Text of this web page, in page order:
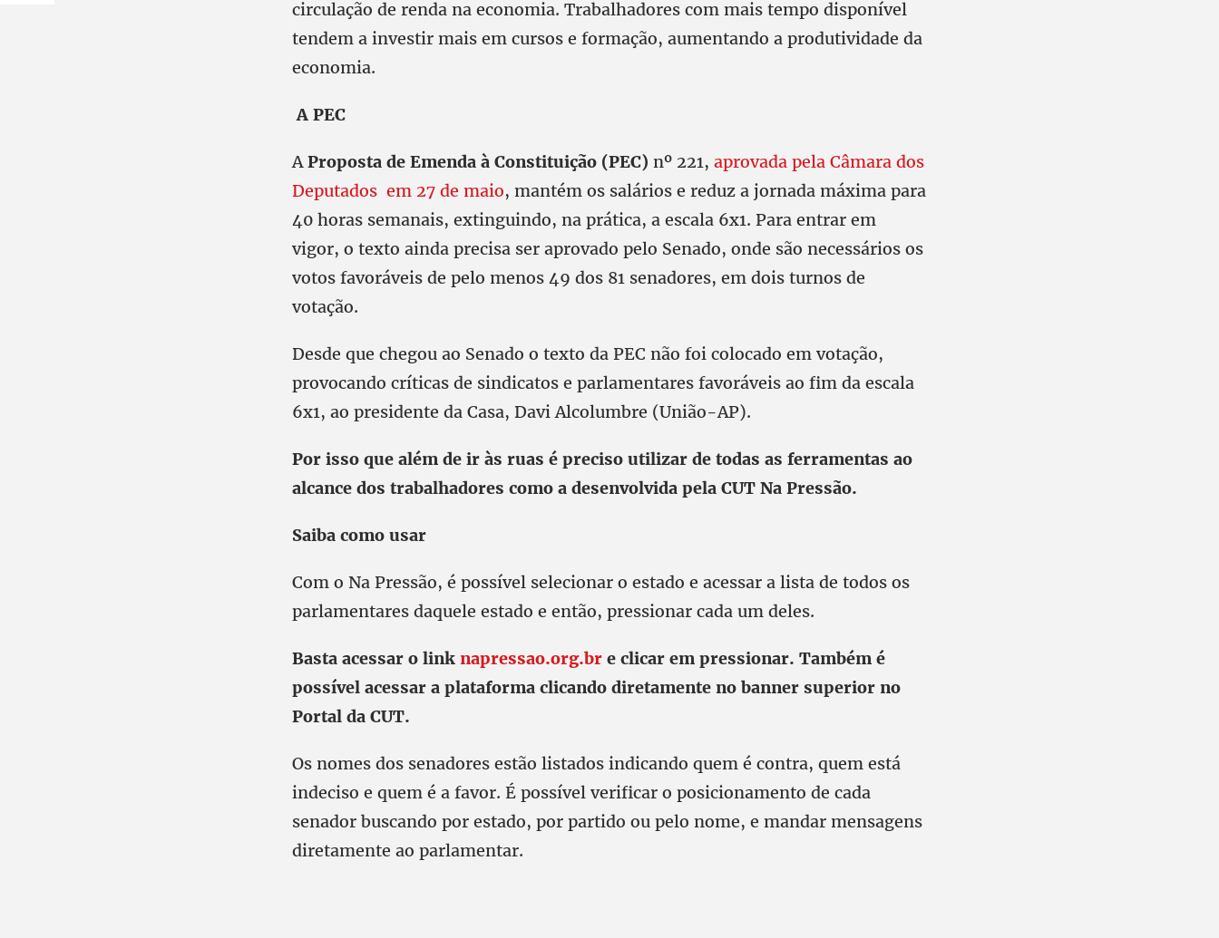
circulação de renda na economia. Trabalhadores com mais tempo disponível
tendem a investir mais em cursos e formação, aumentando a produtividade da
economia.
A PEC
AProposta de Emenda à Constituição (PEC) nº 221, aprovada pela Câmara dos
Deputados em 27 de maio, mantém os salários e reduz a jornada máxima para
40 horas semanais, extinguindo, na prática, a escala 6x1. Para entrar em
vigor, o texto ainda precisa ser aprovado pelo Senado, onde são necessários os
votos favoráveis de pelo menos 49 dos 81 senadores, em dois turnos de
votação.
Desde que chegou ao Senado o texto da PEC não foi colocado em votação,
provocando críticas de sindicatos e parlamentares favoráveis ao fim da escala
6x1, ao presidente da Casa, Davi Alcolumbre (União-AP).
Por isso que além de ir às ruas é preciso utilizar de todas as ferramentas ao
alcance dos trabalhadores como a desenvolvida pela CUT Na Pressão.
Saiba como usar
Com o Na Pressão, é possível selecionar o estado e acessar a lista de todos os
parlamentares daquele estado e então, pressionar cada um deles.
Basta acessar o link napressao.org.br e clicar em pressionar. Também é
possível acessar a plataforma clicando diretamente no banner superior no
Portal da CUT.
Os nomes dos senadores estão listados indicando quem é contra, quem está
indeciso e quem é a favor. É possível verificar o posicionamento de cada
senador buscando por estado, por partido ou pelo nome, e mandar mensagens
diretamente ao parlamentar.